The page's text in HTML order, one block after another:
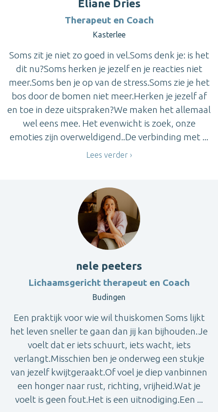
Eliane Dries
Therapeut en Coach
Kasterlee
Soms zit je niet zo goed in vel.Soms denk je: is het
dit nu?Soms herken je jezelf en je reacties niet
meer.Soms ben je op van de stress.Soms zie je het
bos door de bomen niet meer.Herken je jezelf af
en toe in deze uitspraken?We maken het allemaal
wel eens mee. Het evenwicht is zoek, onze
emoties zijn overweldigend..De verbinding met ...
Lees verder
nele peeters
Lichaamsgericht therapeut en Coach
Budingen
Een praktijk voor wie wil thuiskomen Soms lijkt
het leven sneller te gaan dan jij kan bijhouden.Je
voelt dat er iets schuurt, iets wacht, iets
verlangt.Misschien ben je onderweg een stukje
van jezelf kwijtgeraakt.Of voel je diep vanbinnen
een honger naar rust, richting, vrijheid.Wat je
voelt is geen fout.Het is een uitnodiging.Een ...